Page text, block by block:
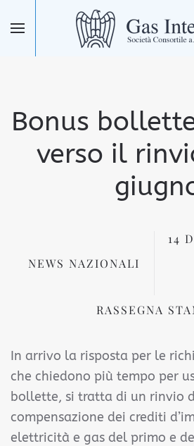
Skip to main content
Bonus
verso il
NEWS NAZIONALI
14
RASSEGNA
In arrivo la risposta per le
che chiedono più tempo per
bollette, si tratta di un rinvio
compensazione dei crediti
elettricità e gas del primo e